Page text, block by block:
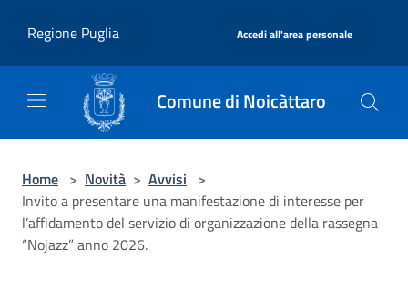
Regione Puglia
Accedi all'area personale
Comune di Noicàttaro
Home > Novità > Avvisi >
Invito a presentare una manifestazione di interesse per
l’affidamento del servizio di organizzazione della rassegna
“Nojazz” anno 2026.